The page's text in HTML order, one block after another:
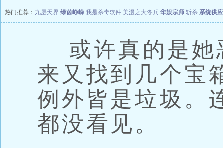
热门推荐： 九层天界 绿茵峥嵘 我是杀毒软件 美漫之大冬兵 华娱宗师 斩杀 系统供
或许真的是她
来又找到几个宝
例外皆是垃圾。
都没看见。